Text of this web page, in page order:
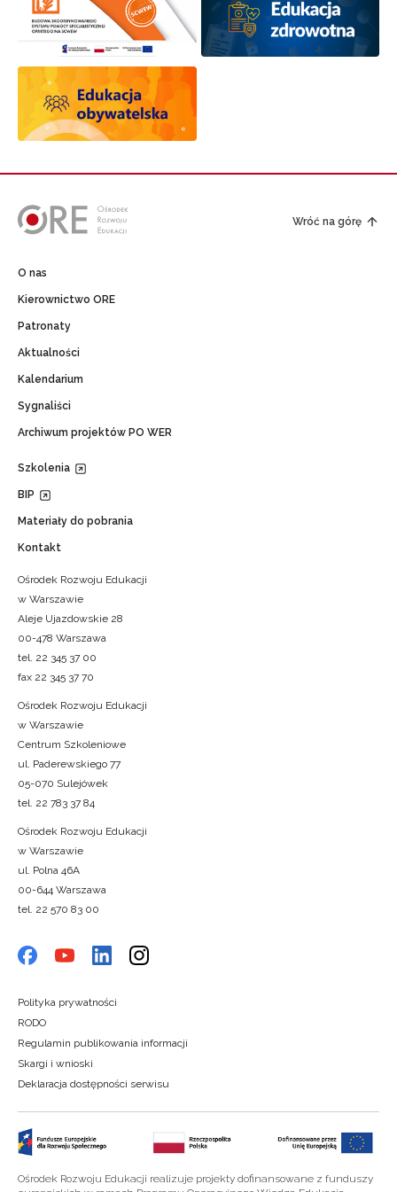
Wróć na górę
O nas
Kierownictwo ORE
Patronaty
Aktualności
Kalendarium
Sygnaliści
Archiwum projektów PO WER
Szkolenia
BIP
Materiały do pobrania
Kontakt
Ośrodek Rozwoju Edukacji
w Warszawie
Aleje Ujazdowskie 28
00-478 Warszawa
tel. 22 345 37 00
fax 22 345 37 70
Ośrodek Rozwoju Edukacji
w Warszawie
Centrum Szkoleniowe
ul. Paderewskiego 77
05-070 Sulejówek
tel. 22 783 37 84
Ośrodek Rozwoju Edukacji
w Warszawie
ul. Polna 46A
00-644 Warszawa
tel. 22 570 83 00
Polityka prywatności
RODO
Regulamin publikowania informacji
Skargi i wnioski
Deklaracja dostępności serwisu
Ośrodek Rozwoju Edukacji realizuje projekty dofinansowane z funduszy